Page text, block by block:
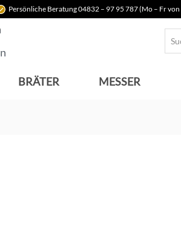
Persönliche Beratung 04832 – 97 95 787 (Mo – Fr
BRÄTER MESSER